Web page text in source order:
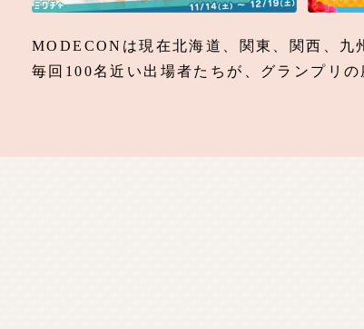
MODECONは現在北海道、関東、関西、九
毎回100名近い出場者たちが、グランプリ